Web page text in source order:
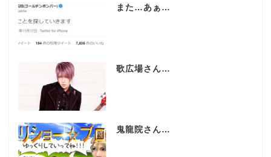
また…あぁ…
歌広場さん…
鬼龍院さん…